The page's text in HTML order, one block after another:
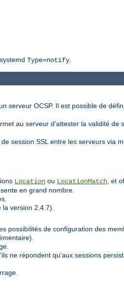
Type=notify
serveur OCSP. Il est possible de
au serveur d'attester la validité de
session SSL entre les serveurs via
Location ou LocationMatch, et
en grand nombre.
la version 2.4.7).
possibilités de configuration des
ne répondent qu'aux sessions